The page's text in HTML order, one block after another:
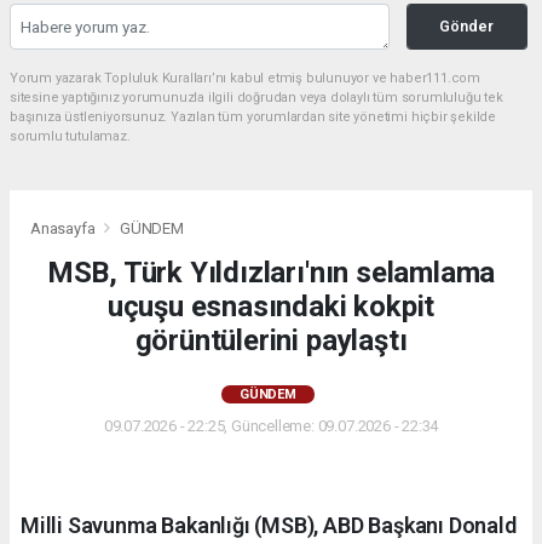
Gönder
Yorum yazarak Topluluk Kuralları’nı kabul etmiş bulunuyor ve haber111.com
sitesine yaptığınız yorumunuzla ilgili doğrudan veya dolaylı tüm sorumluluğu tek
başınıza üstleniyorsunuz. Yazılan tüm yorumlardan site yönetimi hiçbir şekilde
sorumlu tutulamaz.
Anasayfa GÜNDEM
MSB, Türk Yıldızları'nın selamlama
uçuşu esnasındaki kokpit
görüntülerini paylaştı
GÜNDEM
09.07.2026 - 22:25, Güncelleme: 09.07.2026 - 22:34
Milli Savunma Bakanlığı (MSB), ABD Başkanı Donald